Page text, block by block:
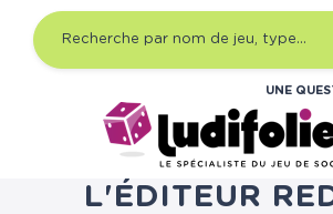
UNE
LISTE DES
L'ÉDITEUR